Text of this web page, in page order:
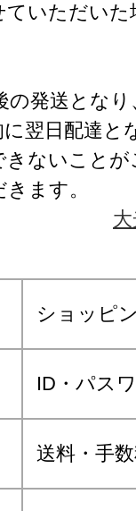
ていただいた
発送となり
翌日配達と
ないこと
ます。
ショッピ
ID・パス
送料・手